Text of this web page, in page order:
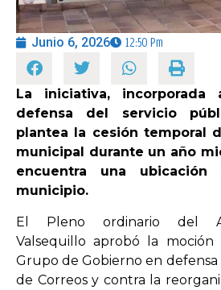
PROGRAMAS
Junio 6, 2026 12:50 Pm
La iniciativa,
defensa del servicio
plantea la cesión temporal
municipal durante un año
encuentra una
municipio.
El Pleno ordinario del
Valsequillo aprobó la moción
Grupo de Gobierno en
de Correos y contra la